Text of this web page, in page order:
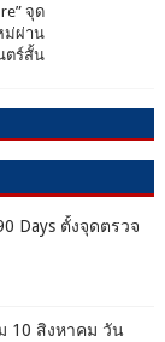
จุด
ม่ผ่าน
ตร์สั้น
Days ตั้งจุดตรวจ
10 สิงหาคม วัน